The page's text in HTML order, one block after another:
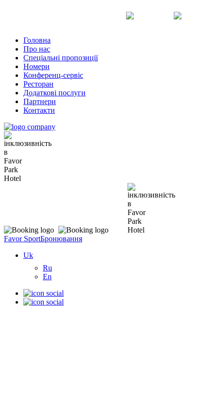
Головна
Про нас
Спеціальні пропозиції
Номери
Конференц-сервіс
Ресторан
Додаткові послуги
Партнери
Контакти
Favor SportБронювання
Uk
Ru
En